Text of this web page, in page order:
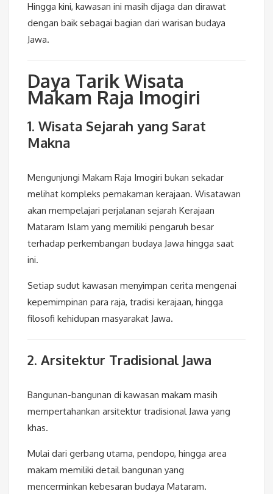
Hingga kini, kawasan ini masih dijaga dan dirawat
dengan baik sebagai bagian dari warisan budaya
Jawa.
Daya Tarik Wisata
Makam Raja Imogiri
1. Wisata Sejarah yang Sarat
Makna
Mengunjungi Makam Raja Imogiri bukan sekadar
melihat kompleks pemakaman kerajaan. Wisatawan
akan mempelajari perjalanan sejarah Kerajaan
Mataram Islam yang memiliki pengaruh besar
terhadap perkembangan budaya Jawa hingga saat
ini.
Setiap sudut kawasan menyimpan cerita mengenai
kepemimpinan para raja, tradisi kerajaan, hingga
filosofi kehidupan masyarakat Jawa.
2. Arsitektur Tradisional Jawa
Bangunan-bangunan di kawasan makam masih
mempertahankan arsitektur tradisional Jawa yang
khas.
Mulai dari gerbang utama, pendopo, hingga area
makam memiliki detail bangunan yang
mencerminkan kebesaran budaya Mataram.